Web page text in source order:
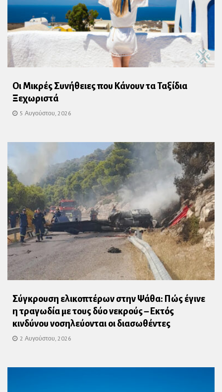
Οι Μικρές Συνήθειες που Κάνουν τα Ταξίδια
Ξεχωριστά
5 Αυγούστου, 2026
Σύγκρουση ελικοπτέρων στην Ψάθα: Πώς έγινε
η τραγωδία με τους δύο νεκρούς – Εκτός
κινδύνου νοσηλεύονται οι διασωθέντες
2 Αυγούστου, 2026